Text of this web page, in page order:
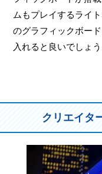
ムもプレイするライ
のグラフィックボー
入れると良いでしょう
クリエイタ